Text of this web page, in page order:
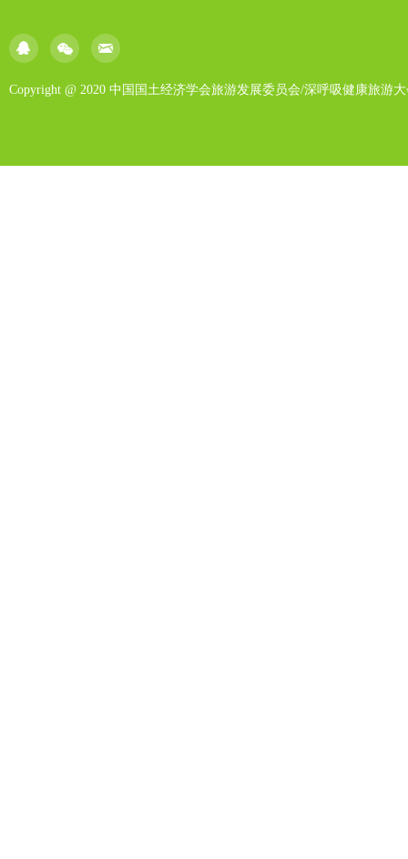
Copyright @ 2020 中国国土经济学会旅游发展委员会/深呼吸健康旅游